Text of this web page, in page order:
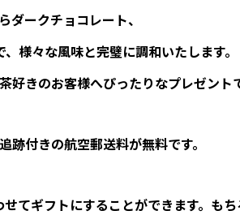
ダークチョコレート、
様々な風味と完璧に調和いたします。
好きのお客様へぴったりなプレゼント
跡付きの航空郵送料が無料です。
てギフトにすることができます。も